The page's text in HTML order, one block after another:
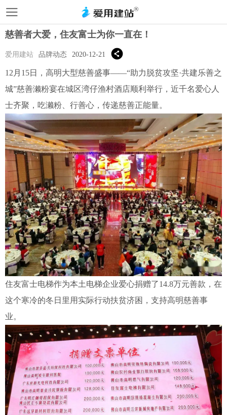
慈善者大爱，住友富士为你一直在！
爱用建站 品牌动态 2020-12-21
12月15日，高明大型慈善盛事——“助力脱贫攻坚·共建乐善之
城”慈善濑粉宴在城区湾仔渔村酒店顺利举行，近千名爱心人
士齐聚，吃濑粉、行善心，传递慈善正能量。
住友富士电梯作为本土电梯企业爱心捐赠了14.8万元善款，在
这个寒冷的冬日里用实际行动扶贫济困，支持高明慈善事
业。